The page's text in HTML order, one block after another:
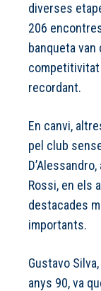
diverses
206
banqueta
recordant.
En canvi,
pel club
Rossi, en els
destacades
importants.
Gustavo
anys 90, va